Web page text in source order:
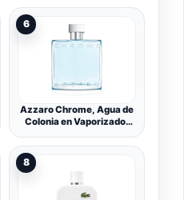
masculina, fresca y con
notas de cilantro, menta y
lavanda | Intensidad
media |125 ml
6
Azzaro Chrome, Agua de
Colonia en Vaporizador
Fragancia Cítrica Fresca,
8